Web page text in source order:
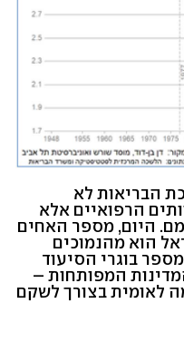
הבריאות לא
הרפואיים אלא
היום, מספר האחים
הוא מהנמוכים
בוגרי הסיעוד
המפותחות –
לאומית בצורך לשקם